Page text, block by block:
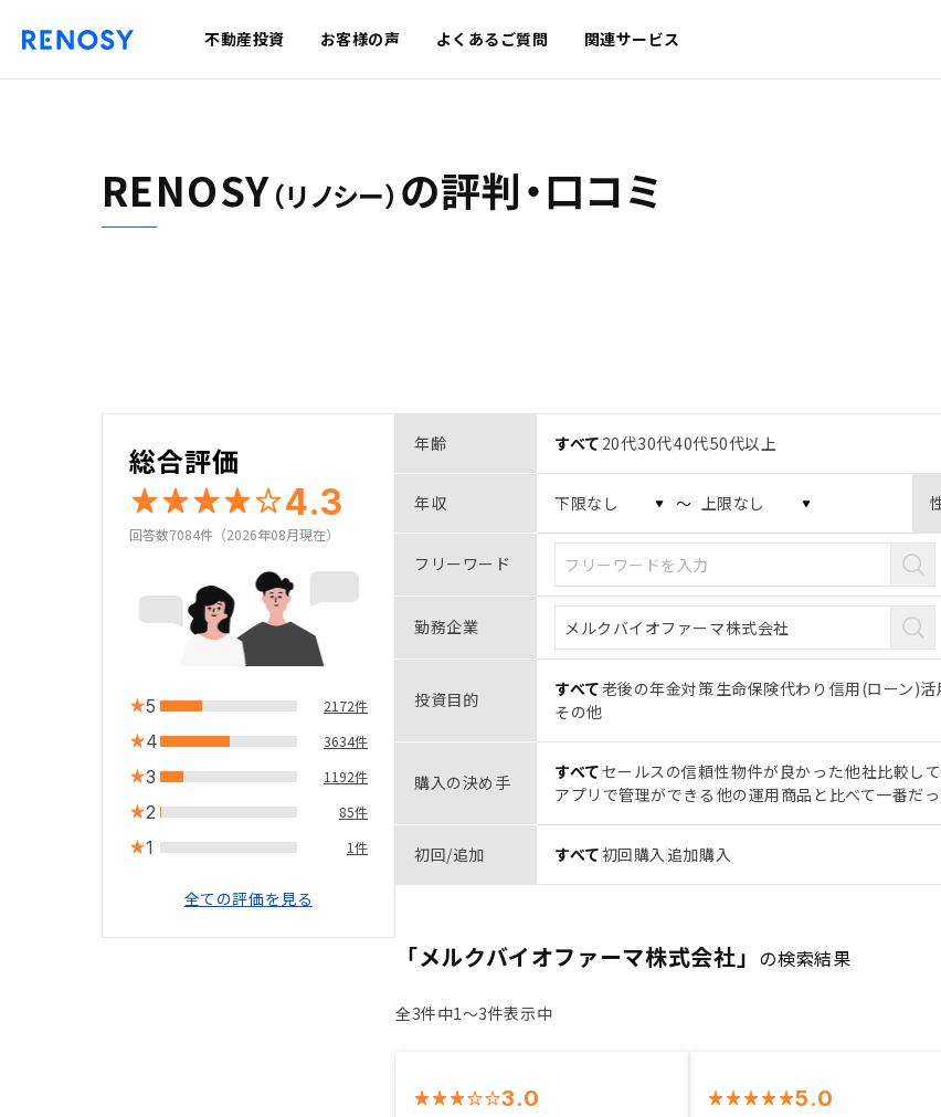
不動産投資 お客様の声 よくあるご質問 関連サービス
RENOSY（リノシー） の評判・口コミ
総合評価
4.3
回答数7084件（2026年08月現在）
5 2172件
4 3634件
3 1192件
2 85件
1 1件
全ての評価を見る
年齢 すべて 20代30代40代50代以上
年収 〜
フリーワード
勤務企業
投資目的 すべて老後の年金対策生命保険代わり 信用(ローン)活
その他
購入の決め手 すべてセールスの信頼性物件が良かった他社比較し
アプリで管理ができる 他の運用商品と比べて一番だ
初回/追加 すべて初回購入 追加購入
「メルクバイオファーマ株式会社」 の検索結果
全3件中1〜3件表示中
3.0 5.0